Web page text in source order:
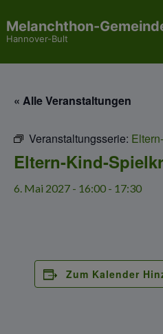
Zum
Melanchthon-
Hannover-Bult
« Alle Veranstaltungen
Veranstaltungsserie:
Eltern-Kind-
6. Mai 2027 - 16:00 - 17:30
Zum Kalender